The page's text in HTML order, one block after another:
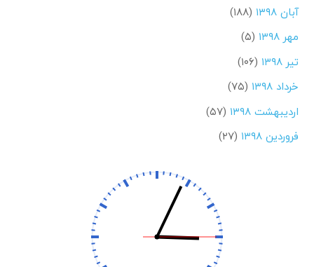
آبان ۱۳۹۸
(۱۸۸)
مهر ۱۳۹۸
(۵)
تیر ۱۳۹۸
(۱۰۶)
خرداد ۱۳۹۸
(۷۵)
اردیبهشت ۱۳۹۸
(۵۷)
فروردین ۱۳۹۸
(۲۷)